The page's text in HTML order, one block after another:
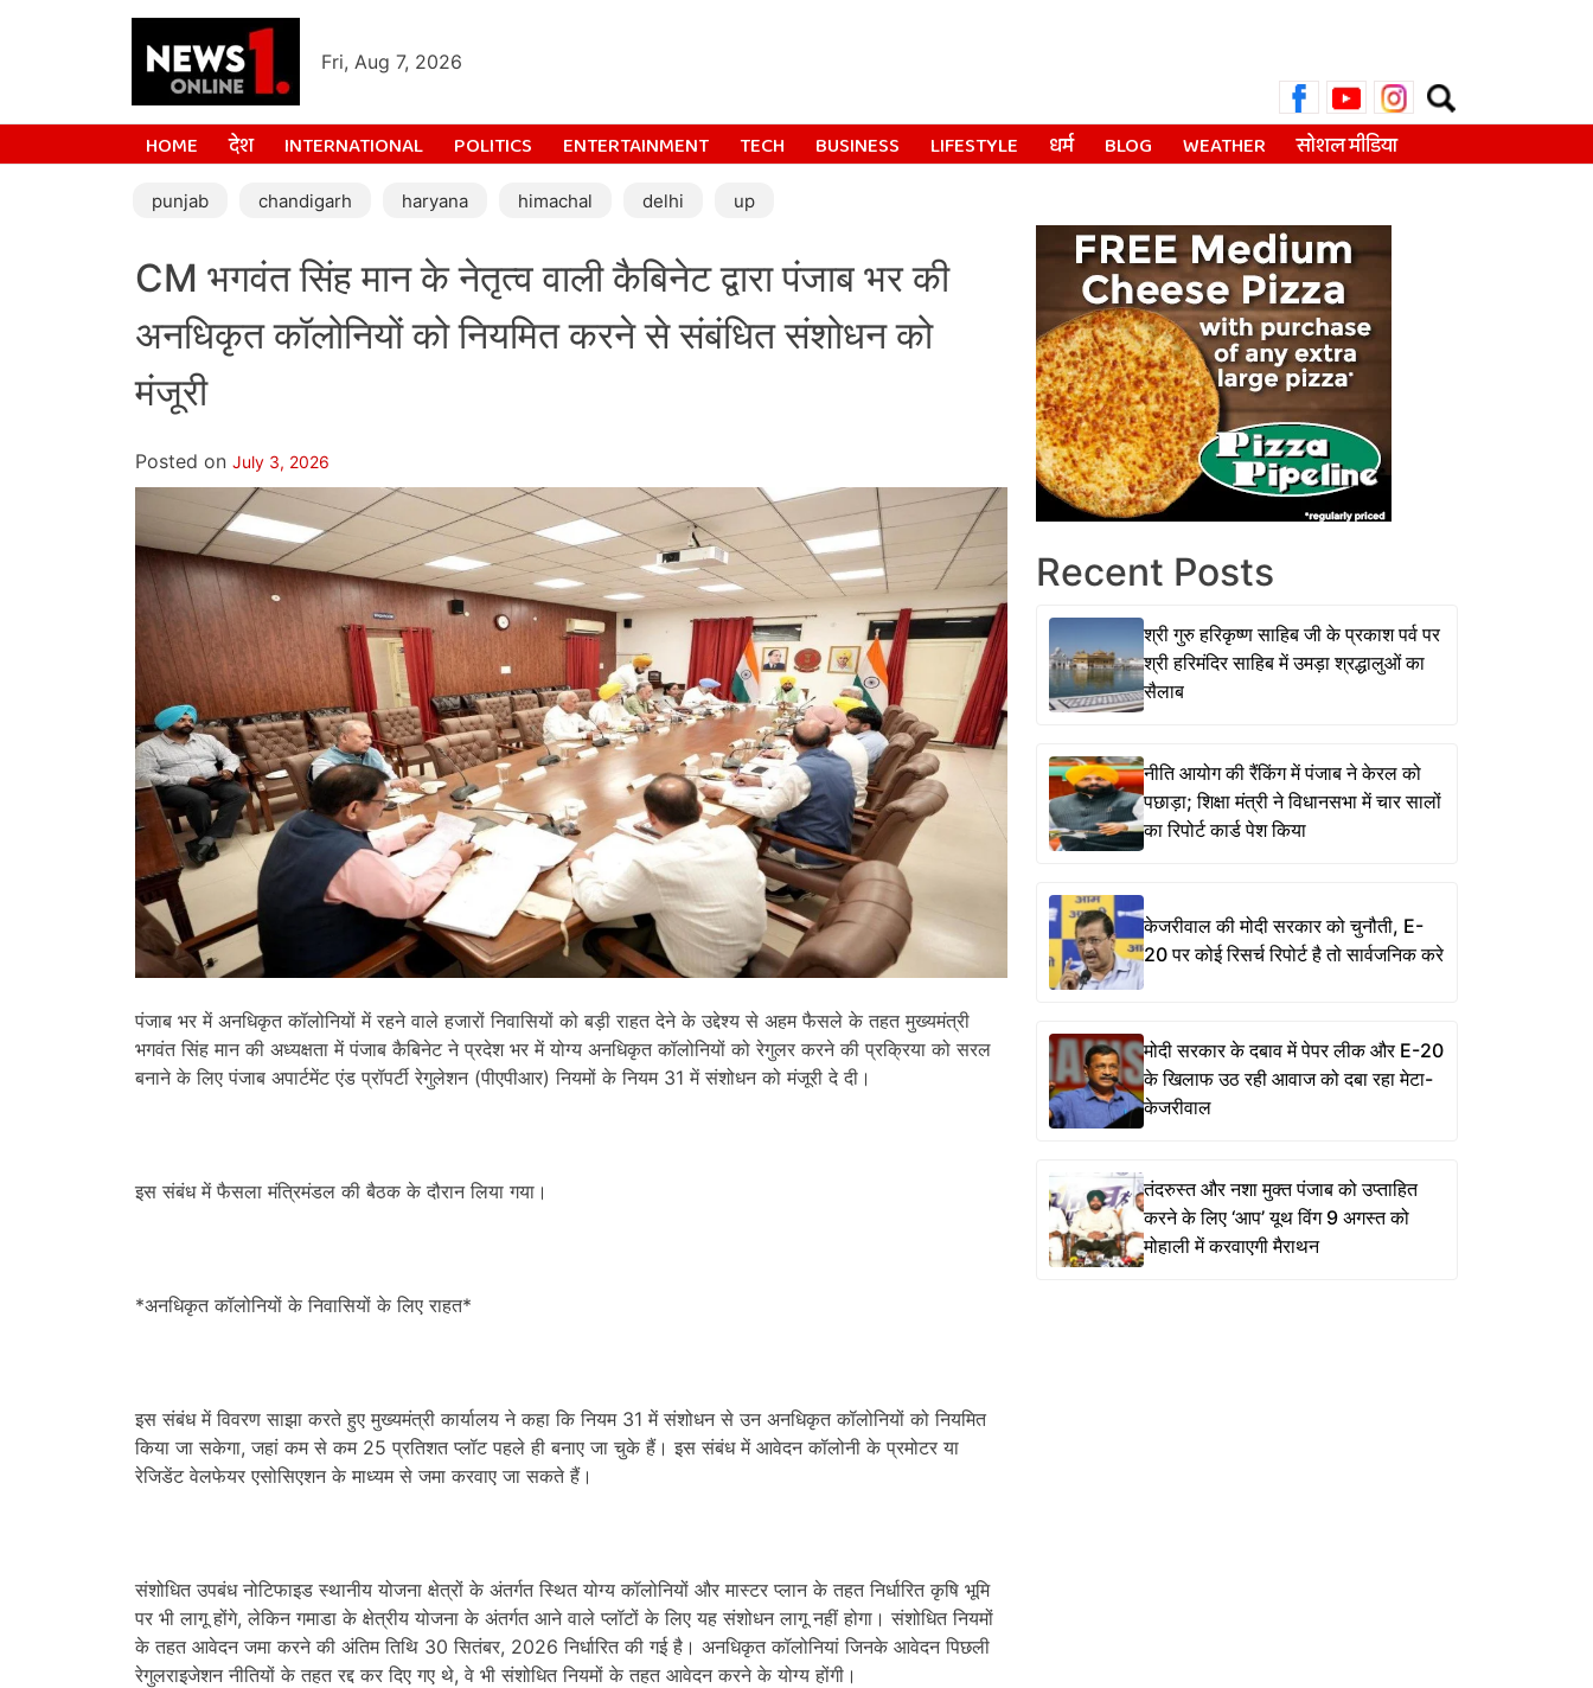
Fri, Aug 7, 2026
Search
for:
HOME देश INTERNATIONAL POLITICS ENTERTAINMENT TECH BUSINESS LIFESTYLE धर्म BLOG WEATHER सोशल मीडिया
punjab chandigarh haryana himachal delhi up
CM भगवंत सिंह मान के नेतृत्व वाली कैबिनेट द्वारा पंजाब भर की
अनधिकृत कॉलोनियों को नियमित करने से संबंधित संशोधन को
मंजूरी
Posted on July 3, 2026
पंजाब भर में अनधिकृत कॉलोनियों में रहने वाले हजारों निवासियों को बड़ी राहत देने के उद्देश्य से अहम फैसले के तहत मुख्यमंत्री
भगवंत सिंह मान की अध्यक्षता में पंजाब कैबिनेट ने प्रदेश भर में योग्य अनधिकृत कॉलोनियों को रेगुलर करने की प्रक्रिया को सरल
बनाने के लिए पंजाब अपार्टमेंट एंड प्रॉपर्टी रेगुलेशन (पीएपीआर) नियमों के नियम 31 में संशोधन को मंजूरी दे दी।
इस संबंध में फैसला मंत्रिमंडल की बैठक के दौरान लिया गया।
*अनधिकृत कॉलोनियों के निवासियों के लिए राहत*
इस संबंध में विवरण साझा करते हुए मुख्यमंत्री कार्यालय ने कहा कि नियम 31 में संशोधन से उन अनधिकृत कॉलोनियों को नियमित
किया जा सकेगा, जहां कम से कम 25 प्रतिशत प्लॉट पहले ही बनाए जा चुके हैं। इस संबंध में आवेदन कॉलोनी के प्रमोटर या
रेजिडेंट वेलफेयर एसोसिएशन के माध्यम से जमा करवाए जा सकते हैं।
संशोधित उपबंध नोटिफाइड स्थानीय योजना क्षेत्रों के अंतर्गत स्थित योग्य कॉलोनियों और मास्टर प्लान के तहत निर्धारित कृषि भूमि
पर भी लागू होंगे, लेकिन गमाडा के क्षेत्रीय योजना के अंतर्गत आने वाले प्लॉटों के लिए यह संशोधन लागू नहीं होगा। संशोधित नियमों
के तहत आवेदन जमा करने की अंतिम तिथि 30 सितंबर, 2026 निर्धारित की गई है। अनधिकृत कॉलोनियां जिनके आवेदन पिछली
रेगुलराइजेशन नीतियों के तहत रद्द कर दिए गए थे, वे भी संशोधित नियमों के तहत आवेदन करने के योग्य होंगी।
Recent Posts
श्री गुरु हरिकृष्ण साहिब जी के प्रकाश पर्व पर
श्री हरिमंदिर साहिब में उमड़ा श्रद्धालुओं का
सैलाब
नीति आयोग की रैंकिंग में पंजाब ने केरल को
पछाड़ा; शिक्षा मंत्री ने विधानसभा में चार सालों
का रिपोर्ट कार्ड पेश किया
केजरीवाल की मोदी सरकार को चुनौती, E-
20 पर कोई रिसर्च रिपोर्ट है तो सार्वजनिक करे
मोदी सरकार के दबाव में पेपर लीक और E-20
के खिलाफ उठ रही आवाज को दबा रहा मेटा-
केजरीवाल
तंदरुस्त और नशा मुक्त पंजाब को उप्ताहित
करने के लिए ‘आप’ यूथ विंग 9 अगस्त को
मोहाली में करवाएगी मैराथन